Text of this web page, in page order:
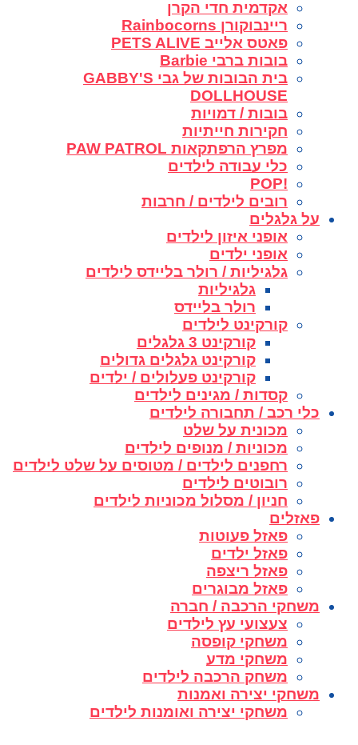
אקדמית חדי הקרן
ריינבוקורן Rainbocorns
פאטס אלייב PETS ALIVE
בובות ברבי Barbie
בית הבובות של גבי GABBY'S
DOLLHOUSE
בובות / דמויות
חקירות חייתיות
מפרץ הרפתקאות PAW PATROL
כלי עבודה לילדים
!POP
רובים לילדים / חרבות
על גלגלים
אופני איזון לילדים
אופני ילדים
גלגיליות / רולר בליידס לילדים
גלגיליות
רולר בליידס
קורקינט לילדים
קורקינט 3 גלגלים
קורקינט גלגלים גדולים
קורקינט פעלולים / ילדים
קסדות / מגינים לילדים
כלי רכב / תחבורה לילדים
מכונית על שלט
מכוניות / מנופים לילדים
רחפנים לילדים / מטוסים על שלט לילדים
רובוטים לילדים
חניון / מסלול מכוניות לילדים
פאזלים
פאזל פעוטות
פאזל ילדים
פאזל ריצפה
פאזל מבוגרים
משחקי הרכבה / חברה
צעצועי עץ לילדים
משחקי קופסה
משחקי מדע
משחק הרכבה לילדים
משחקי יצירה ואמנות
משחקי יצירה ואומנות לילדים